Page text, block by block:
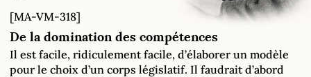
[MA-VM-318]
De la domination des compétences
Il est facile, ridiculement facile, d’élaborer un modèle
pour le choix d’un corps législatif. Il faudrait d’abord